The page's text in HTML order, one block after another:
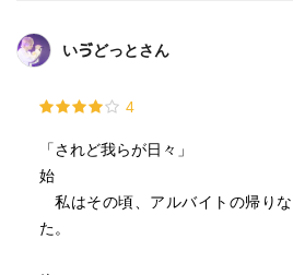
しかも芥川賞受賞作品だと。
もちろん読もうとしたが、ん、
その後、学生運動あがりの作家や
子「二十歳の原点」）を読むたび
り面白くないな……と、数回読みか
いゔどっとさん
4
「されど我らが日々」
始
私はその頃、アルバイトの帰り
た。